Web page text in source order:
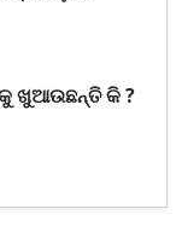
ଖୁଆଉଛନ୍ତି କି ?